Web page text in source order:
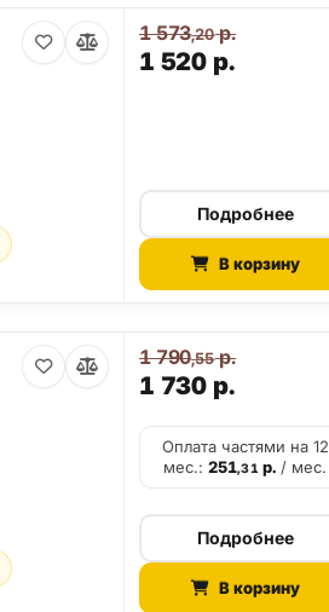
1 520 р.
1 573,20р.
Подробнее
В корзину
1 730 р.
1 790,55р.
Оплата частями на 12
мес.:251,31 р./ мес.
Подробнее
В корзину